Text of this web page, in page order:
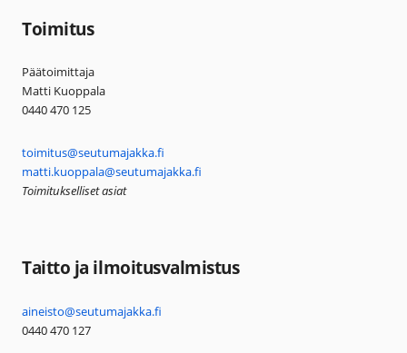
Toimitus
Päätoimittaja
Matti Kuoppala
0440 470 125
toimitus@seutumajakka.fi
matti.kuoppala@seutumajakka.fi
Toimitukselliset asiat
Taitto ja ilmoitusvalmistus
aineisto@seutumajakka.fi
0440 470 127